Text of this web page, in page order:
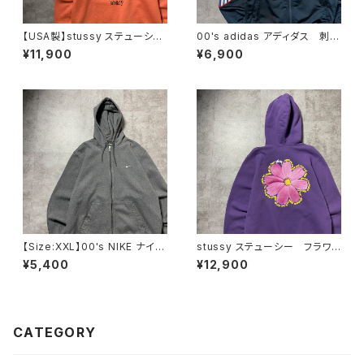
【USA製】stussy ステューシ
ー ワールドツアー バックプリ
ント オレンジ スウェット パ
¥11,900
00's adidas アディダス 刺繍
ワンポイント バックプリント
サイドストライプ マルチカラ
¥6,900
【Size:XXL】00's NIKE ナイ
キ スウォッシュ 刺繍ワンポイ
ント グレー フルジップ スウ
¥5,400
stussy ステューシー フラワ
ー グラフィック バックプリン
ト パープル スウェット パー
¥12,900
CATEGORY